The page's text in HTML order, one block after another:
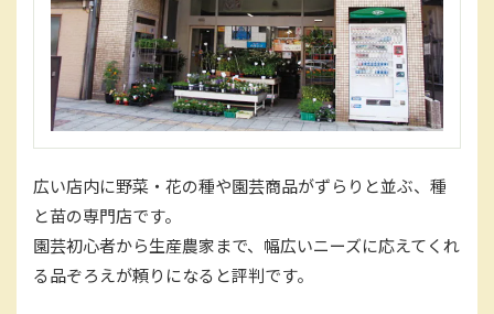
広い店内に野菜・花の種や園芸商品がずらりと並ぶ、種
と苗の専門店です。
園芸初心者から生産農家まで、幅広いニーズに応えてくれ
る品ぞろえが頼りになると評判です。